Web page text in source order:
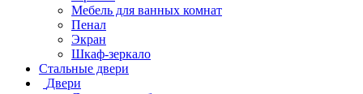
Мебель для ванных комнат
Пенал
Экран
Шкаф-зеркало
Стальные двери
Двери